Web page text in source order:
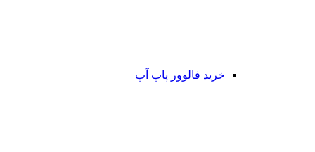
خرید فالوور پاپ آپ